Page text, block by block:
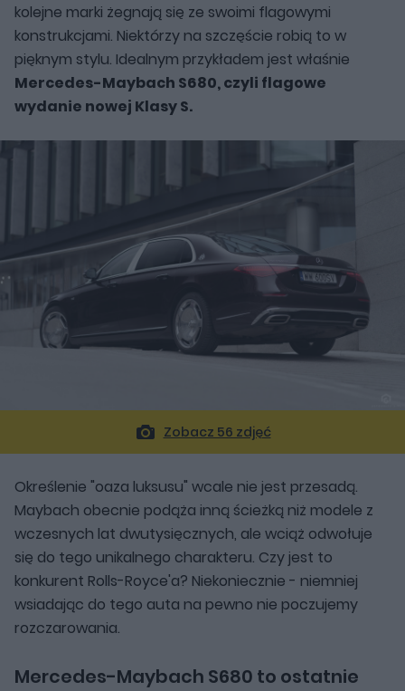
kolejne marki żegnają się ze swoimi flagowymi
konstrukcjami. Niektórzy na szczęście robią to w
pięknym stylu. Idealnym przykładem jest właśnie
Mercedes-Maybach S680, czyli flagowe
wydanie nowej Klasy S.
Zobacz 56 zdjęć
Określenie "oaza luksusu" wcale nie jest przesadą.
Maybach obecnie podąża inną ścieżką niż modele z
wczesnych lat dwutysięcznych, ale wciąż odwołuje
się do tego unikalnego charakteru. Czy jest to
konkurent Rolls-Royce'a? Niekoniecznie - niemniej
wsiadając do tego auta na pewno nie poczujemy
rozczarowania.
Mercedes-Maybach S680 to ostatnie